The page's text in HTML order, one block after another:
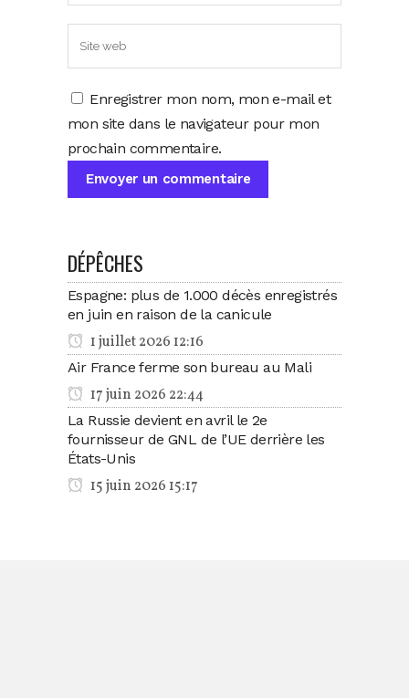
Enregistrer mon nom, mon e-mail et
mon site dans le navigateur pour mon
prochain commentaire.
DÉPÊCHES
Espagne: plus de 1.000 décès enregistrés
en juin en raison de la canicule
1 juillet 2026 12:16
Air France ferme son bureau au Mali
17 juin 2026 22:44
La Russie devient en avril le 2e
fournisseur de GNL de l’UE derrière les
États-Unis
15 juin 2026 15:17